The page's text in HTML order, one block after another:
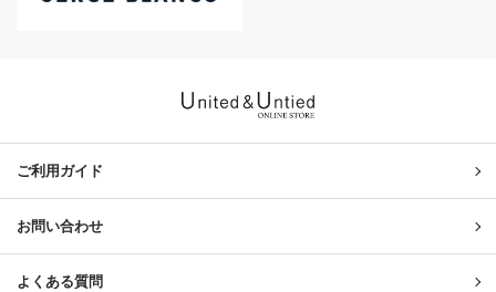
ご利用ガイド
お問い合わせ
よくある質問